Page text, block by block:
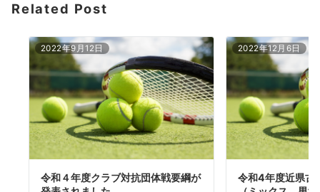
ン
Related Post
2022年9月12日
令和４年度クラブ対抗団体戦要綱が
2022年12月6日
令和4年度近県古